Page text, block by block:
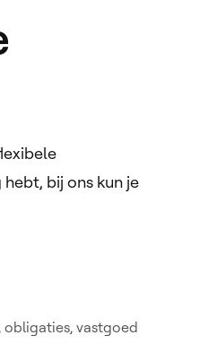
bij ons kun je
vastgoed